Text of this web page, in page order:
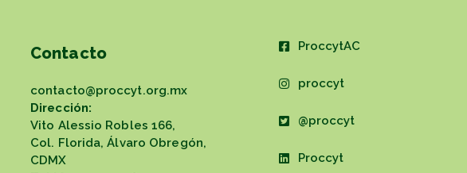
Contacto
contacto@proccyt.org.mx
Dirección:
Vito Alessio Robles 166,
Col. Florida, Álvaro Obregón,
CDMX
ProccytAC
proccyt
@proccyt
Proccyt